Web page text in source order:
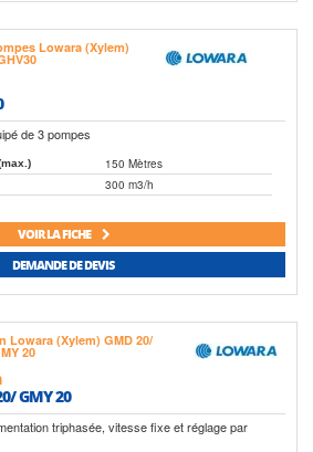
de 3 pompes
150 Mètres
300 m3/h
VOIR LA FICHE
DEMANDE DE DEVIS
GMY 20
triphasée, vitesse fixe et réglage par